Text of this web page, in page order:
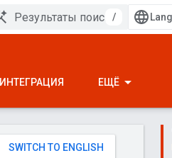
/
ИНТЕГРАЦИЯ ЕЩЁ